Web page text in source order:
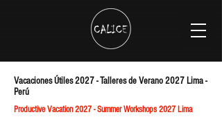
Vacaciones Útiles 2027 -Talleres de Verano 2027 Lima -
Perú
Productive Vacation 2027 - Summer Workshops 2027 Lima